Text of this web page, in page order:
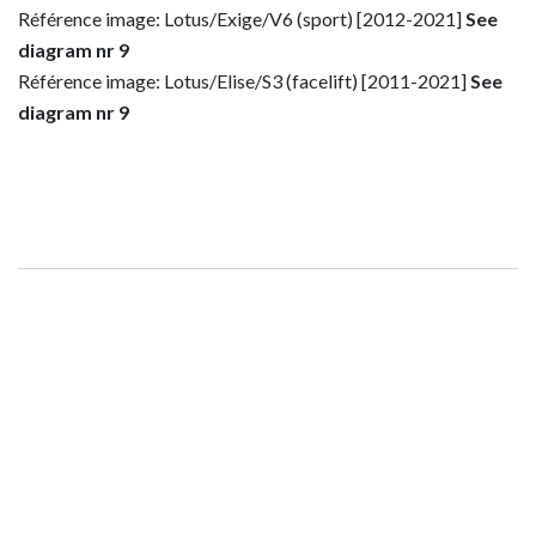
Référence image: Lotus/Exige/V6 (sport) [2012-2021] See
diagram nr 9
Référence image: Lotus/Elise/S3 (facelift) [2011-2021] See
diagram nr 9